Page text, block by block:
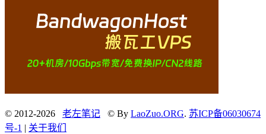
© 2012-2026 老左笔记 © By LaoZuo.ORG. 苏ICP备06030674
号-1 | 关于我们